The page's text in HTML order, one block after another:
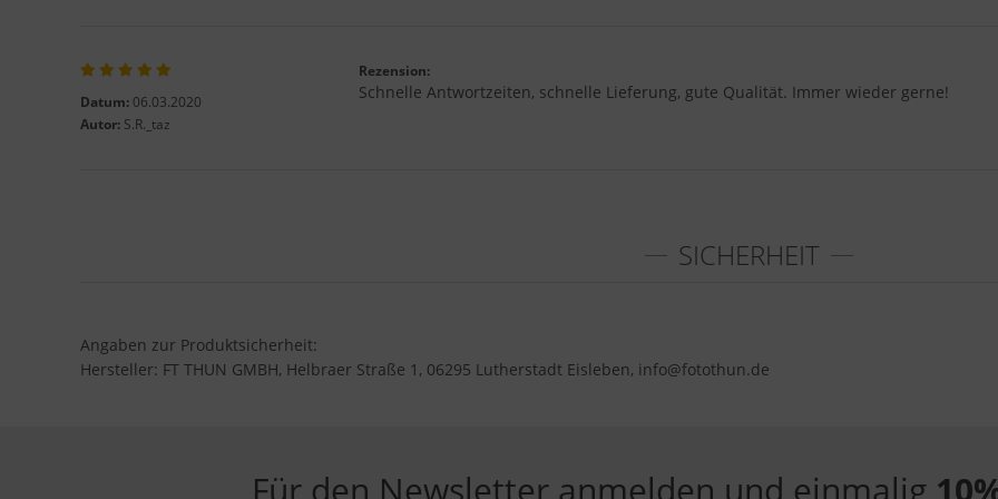
Datum: 06.03.2020
Autor: S.R._taz
Rezension:
Schnelle Antwortzeiten, schnelle Lieferung, gute Qualität. Immer wieder gerne!
SICHERHEIT
Angaben zur Produktsicherheit:
Hersteller: FT THUN GMBH, Helbraer Straße 1, 06295 Lutherstadt Eisleben, info@fotothun.de
Für den Newsletter anmelden und einmalig